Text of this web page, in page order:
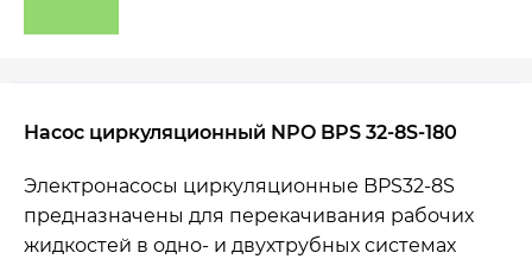
Насос циркуляционный NPO BPS 32-8S-180
Электронасосы циркуляционные BPS32-8S
предназначены для перекачивания рабочих
жидкостей в одно- и двухтрубных системах